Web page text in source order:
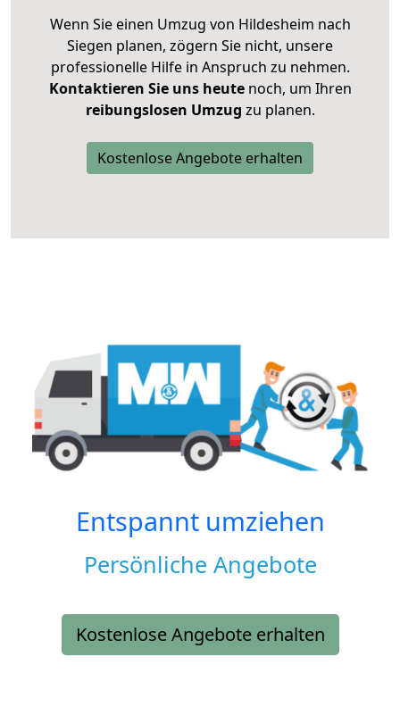
Wenn Sie einen Umzug von Hildesheim nach
Siegen planen, zögern Sie nicht, unsere
professionelle Hilfe in Anspruch zu nehmen.
Kontaktieren Sie uns heutenoch, um Ihren
reibungslosen Umzug zu planen.
Kostenlose Angebote erhalten
Entspannt umziehen
Persönliche Angebote
Kostenlose Angebote erhalten